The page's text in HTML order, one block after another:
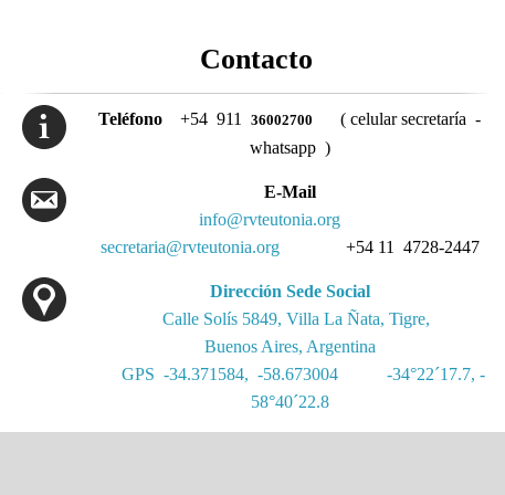
Contacto
Teléfono+54 91136002700
( celular secretaría -
whatsapp )
E-Mail
info@rvteutonia.org
secretaria@rvteutonia.org
+54 11 4728-2447
Dirección Sede Social
Calle Solís 5849, Villa La Ñata, Tigre,
Buenos Aires, Argentina
GPS -34.371584, -58.673004
-34°22´17.7, -
58°40´22.8